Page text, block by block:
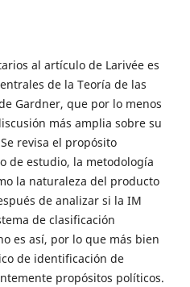
al artículo de Larivée es
de la Teoría de las
Gardner, que por lo menos
más amplia sobre su
revisa el propósito
de estudio, la metodología
la naturaleza del producto
de analizar si la IM
de clasificación
es así, por lo que más bien
de identificación de
propósitos políticos.